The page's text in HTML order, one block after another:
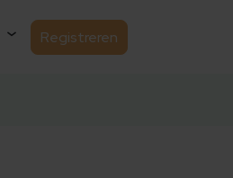
Registreren